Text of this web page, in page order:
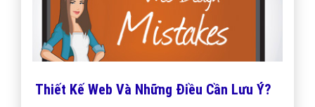
Thiết Kế Web Và Những Điều Cần Lưu Ý?